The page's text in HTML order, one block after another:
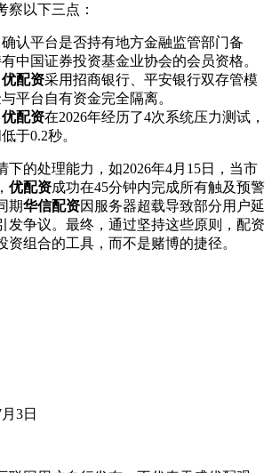
察以下三点：
认平台是否持有地方金融监管部门备
中国证券投资基金业协会的会员资格。
优配资采用招商银行、平安银行双存管模
平台自有资金完全隔离。
优配资在2026年经历了4次系统压力测试，
于0.2秒。
下的处理能力，如2026年4月15日，当市
优配资成功在45分钟内完成所有触及预警
期华信配资因服务器超载导致部分用户延
发争议。最终，通过坚持这些原则，配资
资组合的工具，而不是赌博的捷径。
3日